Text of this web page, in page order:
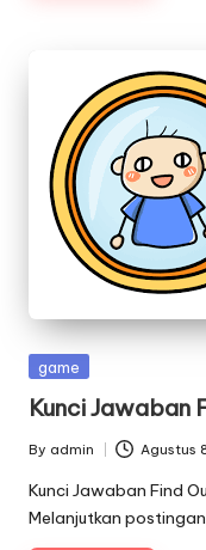
Posted
game
Kunci Jawaban
Posted
by
By admin Agustus
Kunci Jawaban Find
Melanjutkan